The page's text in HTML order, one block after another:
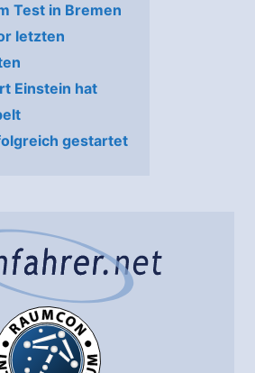
Test in Bremen
letzten
Einstein hat
gestartet